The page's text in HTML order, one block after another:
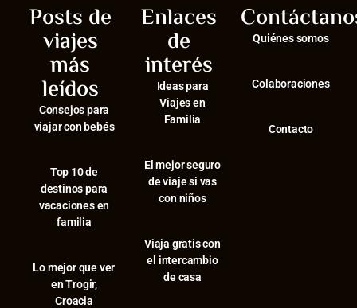
Posts de
viajes
más
leídos
Consejos para
viajar con bebés
⁠Top 10 de
destinos para
vacaciones en
familia
⁠Lo mejor que ver
en Trogir,
Croacia
Enlaces
de
interés
Ideas para
Viajes en
Familia
El mejor seguro
de viaje si vas
con niños
Viaja gratis con
el intercambio
de casa
Quiénes somos
Colaboraciones
Contacto